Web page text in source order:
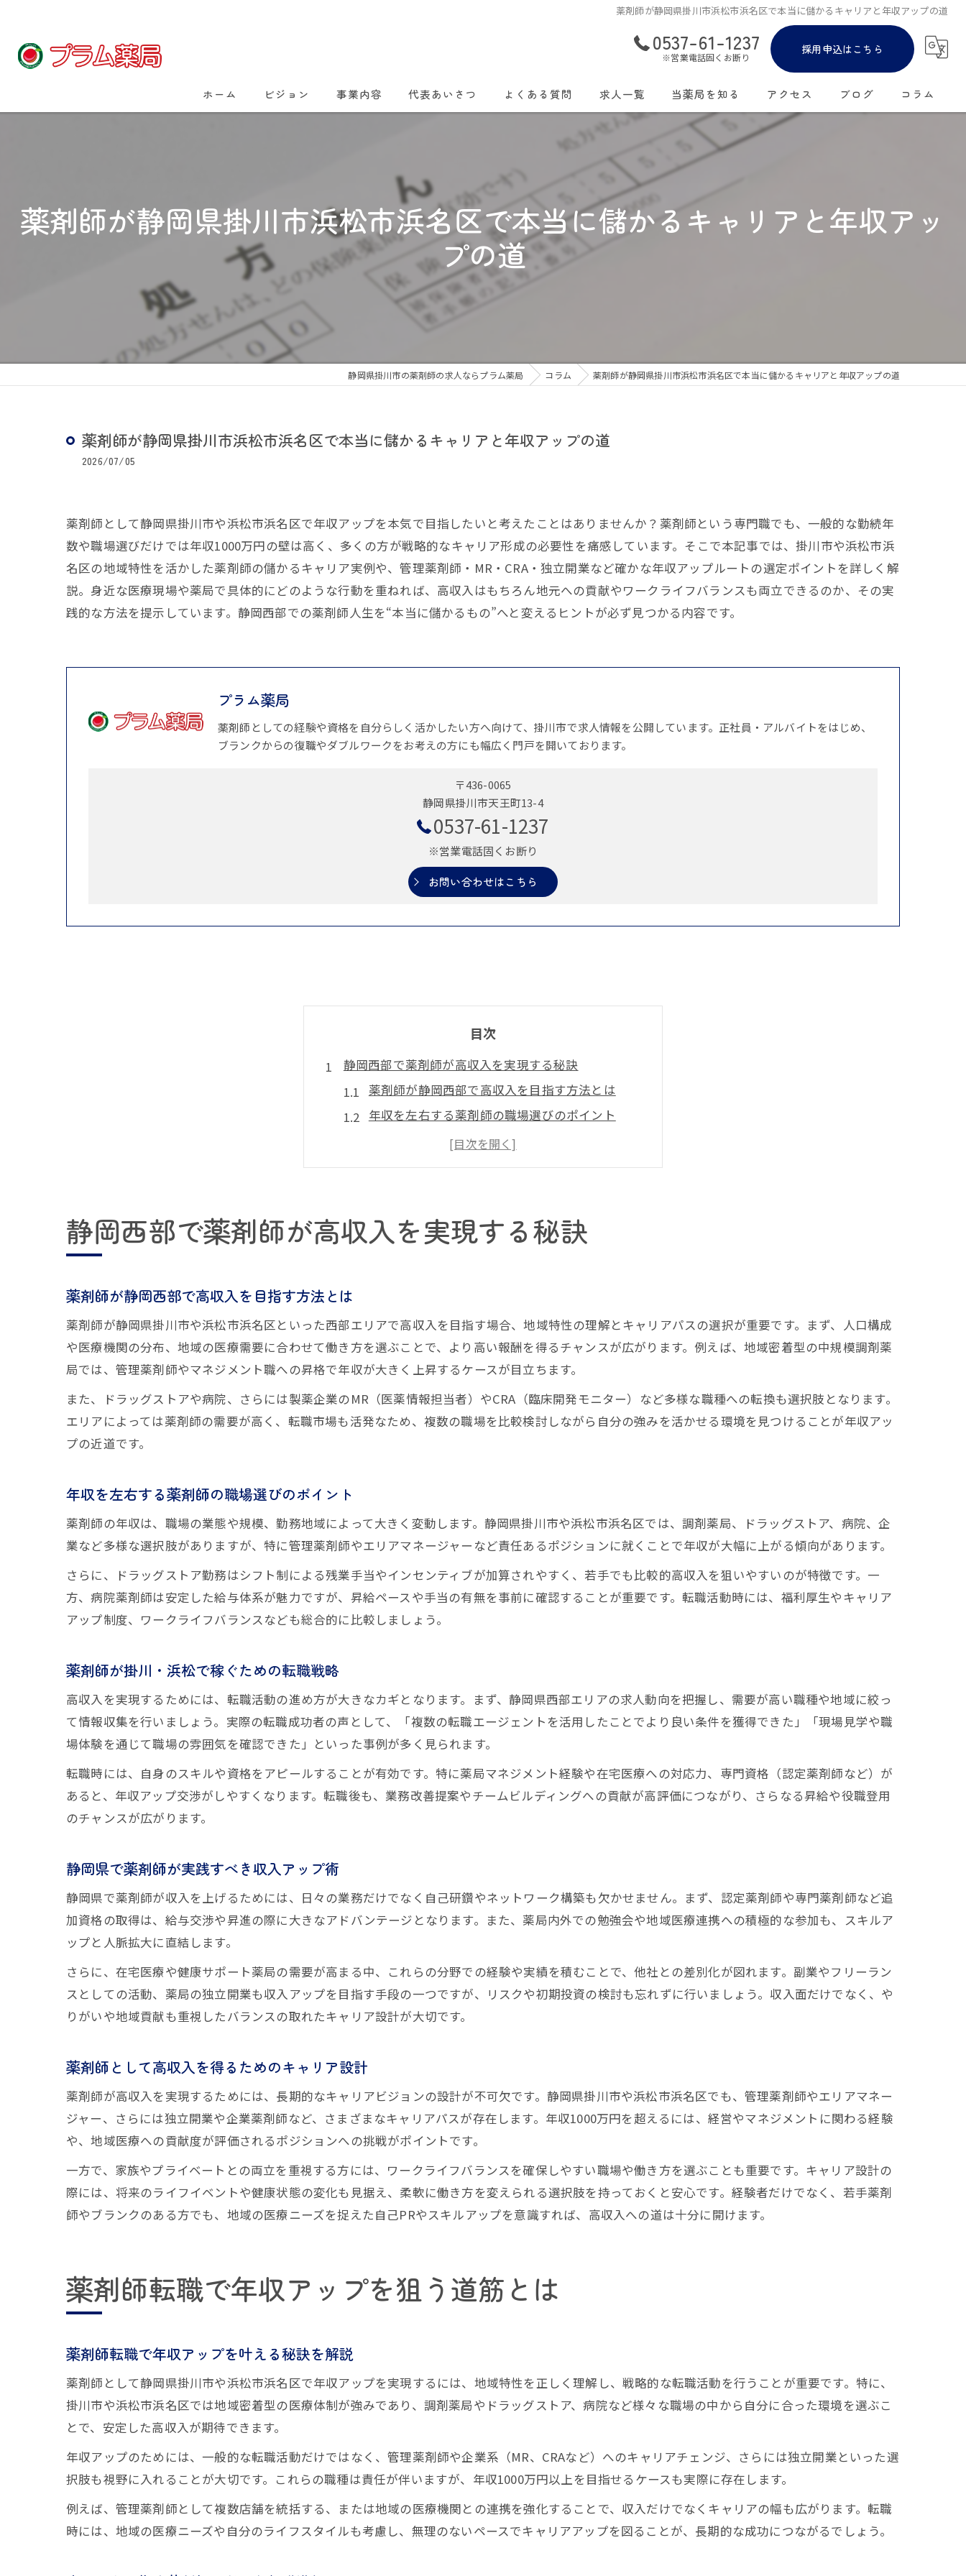
薬剤師が静岡県掛川市浜松市浜名区で本当に儲かるキャリアと年収アップの道
0537-61-1237
※営業電話固くお断り
採用申込はこちら
ホーム ビジョン 事業内容 代表あいさつ よくある質問 求人一覧 当薬局を知る
転職
復職
正社員
アクセス ブログ コラム
薬剤師が静岡県掛川市浜松市浜名区で本当に儲かるキャリアと年収アッ
プの道
静岡県掛川市の薬剤師の求人ならプラム薬局 コラム 薬剤師が静岡県掛川市浜松市浜名区で本当に儲かるキャリアと年収アップの道
薬剤師が静岡県掛川市浜松市浜名区で本当に儲かるキャリアと年収アップの道
2026/07/05
薬剤師として静岡県掛川市や浜松市浜名区で年収アップを本気で目指したいと考えたことはありませんか？薬剤師という専門職でも、一般的な勤続年
数や職場選びだけでは年収1000万円の壁は高く、多くの方が戦略的なキャリア形成の必要性を痛感しています。そこで本記事では、掛川市や浜松市浜
名区の地域特性を活かした薬剤師の儲かるキャリア実例や、管理薬剤師・MR・CRA・独立開業など確かな年収アップルートの選定ポイントを詳しく解
説。身近な医療現場や薬局で具体的にどのような行動を重ねれば、高収入はもちろん地元への貢献やワークライフバランスも両立できるのか、その実
践的な方法を提示しています。静岡西部での薬剤師人生を“本当に儲かるもの”へと変えるヒントが必ず見つかる内容です。
プラム薬局
薬剤師としての経験や資格を自分らしく活かしたい方へ向けて、掛川市で求人情報を公開しています。正社員・アルバイトをはじめ、
ブランクからの復職やダブルワークをお考えの方にも幅広く門戸を開いております。
〒436-0065
静岡県掛川市天王町13-4
0537-61-1237
※営業電話固くお断り
お問い合わせはこちら
目次
静岡西部で薬剤師が高収入を実現する秘訣
薬剤師が静岡西部で高収入を目指す方法とは
年収を左右する薬剤師の職場選びのポイント
薬剤師が掛川・浜松で稼ぐための転職戦略
静岡県で薬剤師が実践すべき収入アップ術
薬剤師転職で年収アップを狙う道筋とは
薬剤師転職で年収アップを叶える秘訣を解説
効率よく稼ぐ薬剤師になる転職の選択肢
薬剤師の年収アップ転職成功のポイント集
掛川・浜松で儲かる薬剤師キャリア戦略
掛川・浜松で儲かる薬剤師の働き方を徹底分析
薬剤師が地元で高収入を得るキャリアの選択肢
年収1000万円突破の薬剤師ルートを探る
薬剤師が年収1000万円を突破するための道筋
高年収薬剤師になるための職種別キャリア例
年収1000万円を狙う薬剤師の選択肢とは
薬剤師で1000万円達成可能な働き方の特徴
管理薬剤師が地元で高収入を実現するポイント
薬剤師が管理職で年収を伸ばす秘密を解説
地元密着型管理薬剤師の収入アップ戦略とは
管理薬剤師で安定した高収入を得る実践方法
薬剤師が管理職で評価されるためのポイント
薬剤師が年収を上げるための県内求人事情
静岡県の薬剤師が年収上昇を叶える工夫
静岡西部で薬剤師が高収入を実現する秘訣
薬剤師が静岡西部で高収入を目指す方法とは
薬剤師が静岡県掛川市や浜松市浜名区といった西部エリアで高収入を目指す場合、地域特性の理解とキャリアパスの選択が重要です。まず、人口構成
や医療機関の分布、地域の医療需要に合わせて働き方を選ぶことで、より高い報酬を得るチャンスが広がります。例えば、地域密着型の中規模調剤薬
局では、管理薬剤師やマネジメント職への昇格で年収が大きく上昇するケースが目立ちます。
また、ドラッグストアや病院、さらには製薬企業のMR（医薬情報担当者）やCRA（臨床開発モニター）など多様な職種への転換も選択肢となります。
エリアによっては薬剤師の需要が高く、転職市場も活発なため、複数の職場を比較検討しながら自分の強みを活かせる環境を見つけることが年収アッ
プの近道です。
年収を左右する薬剤師の職場選びのポイント
薬剤師の年収は、職場の業態や規模、勤務地域によって大きく変動します。静岡県掛川市や浜松市浜名区では、調剤薬局、ドラッグストア、病院、企
業など多様な選択肢がありますが、特に管理薬剤師やエリアマネージャーなど責任あるポジションに就くことで年収が大幅に上がる傾向があります。
さらに、ドラッグストア勤務はシフト制による残業手当やインセンティブが加算されやすく、若手でも比較的高収入を狙いやすいのが特徴です。一
方、病院薬剤師は安定した給与体系が魅力ですが、昇給ペースや手当の有無を事前に確認することが重要です。転職活動時には、福利厚生やキャリア
アップ制度、ワークライフバランスなども総合的に比較しましょう。
薬剤師が掛川・浜松で稼ぐための転職戦略
高収入を実現するためには、転職活動の進め方が大きなカギとなります。まず、静岡県西部エリアの求人動向を把握し、需要が高い職種や地域に絞っ
て情報収集を行いましょう。実際の転職成功者の声として、「複数の転職エージェントを活用したことでより良い条件を獲得できた」「現場見学や職
場体験を通じて職場の雰囲気を確認できた」といった事例が多く見られます。
転職時には、自身のスキルや資格をアピールすることが有効です。特に薬局マネジメント経験や在宅医療への対応力、専門資格（認定薬剤師など）が
あると、年収アップ交渉がしやすくなります。転職後も、業務改善提案やチームビルディングへの貢献が高評価につながり、さらなる昇給や役職登用
のチャンスが広がります。
静岡県で薬剤師が実践すべき収入アップ術
静岡県で薬剤師が収入を上げるためには、日々の業務だけでなく自己研鑽やネットワーク構築も欠かせません。まず、認定薬剤師や専門薬剤師など追
加資格の取得は、給与交渉や昇進の際に大きなアドバンテージとなります。また、薬局内外での勉強会や地域医療連携への積極的な参加も、スキルア
ップと人脈拡大に直結します。
さらに、在宅医療や健康サポート薬局の需要が高まる中、これらの分野での経験や実績を積むことで、他社との差別化が図れます。副業やフリーラン
スとしての活動、薬局の独立開業も収入アップを目指す手段の一つですが、リスクや初期投資の検討も忘れずに行いましょう。収入面だけでなく、や
りがいや地域貢献も重視したバランスの取れたキャリア設計が大切です。
薬剤師として高収入を得るためのキャリア設計
薬剤師が高収入を実現するためには、長期的なキャリアビジョンの設計が不可欠です。静岡県掛川市や浜松市浜名区でも、管理薬剤師やエリアマネー
ジャー、さらには独立開業や企業薬剤師など、さまざまなキャリアパスが存在します。年収1000万円を超えるには、経営やマネジメントに関わる経験
や、地域医療への貢献度が評価されるポジションへの挑戦がポイントです。
一方で、家族やプライベートとの両立を重視する方には、ワークライフバランスを確保しやすい職場や働き方を選ぶことも重要です。キャリア設計の
際には、将来のライフイベントや健康状態の変化も見据え、柔軟に働き方を変えられる選択肢を持っておくと安心です。経験者だけでなく、若手薬剤
師やブランクのある方でも、地域の医療ニーズを捉えた自己PRやスキルアップを意識すれば、高収入への道は十分に開けます。
薬剤師転職で年収アップを狙う道筋とは
薬剤師転職で年収アップを叶える秘訣を解説
薬剤師として静岡県掛川市や浜松市浜名区で年収アップを実現するには、地域特性を正しく理解し、戦略的な転職活動を行うことが重要です。特に、
掛川市や浜松市浜名区では地域密着型の医療体制が強みであり、調剤薬局やドラッグストア、病院など様々な職場の中から自分に合った環境を選ぶこ
とで、安定した高収入が期待できます。
年収アップのためには、一般的な転職活動だけではなく、管理薬剤師や企業系（MR、CRAなど）へのキャリアチェンジ、さらには独立開業といった選
択肢も視野に入れることが大切です。これらの職種は責任が伴いますが、年収1000万円以上を目指せるケースも実際に存在します。
例えば、管理薬剤師として複数店舗を統括する、または地域の医療機関との連携を強化することで、収入だけでなくキャリアの幅も広がります。転職
時には、地域の医療ニーズや自分のライフスタイルも考慮し、無理のないペースでキャリアアップを図ることが、長期的な成功につながるでしょう。
お問い合わせ・ご相談はこちら
お問い合わせ・ご相談はこちら